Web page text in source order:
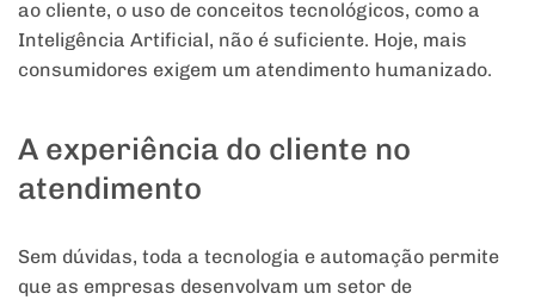
ao cliente, o uso de conceitos tecnológicos, como a
Inteligência Artificial, não é suficiente. Hoje, mais
consumidores exigem um atendimento humanizado.
A experiência do cliente no
atendimento
Sem dúvidas, toda a tecnologia e automação permite
que as empresas desenvolvam um setor de